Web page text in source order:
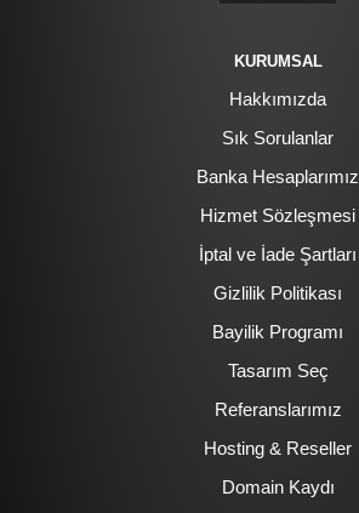
KURUMSAL
Hakkımızda
Sık Sorulanlar
Banka Hesaplarımız
Hizmet Sözleşmesi
İptal ve İade Şartları
Gizlilik Politikası
Bayilik Programı
Tasarım Seç
Referanslarımız
Hosting & Reseller
Domain Kaydı